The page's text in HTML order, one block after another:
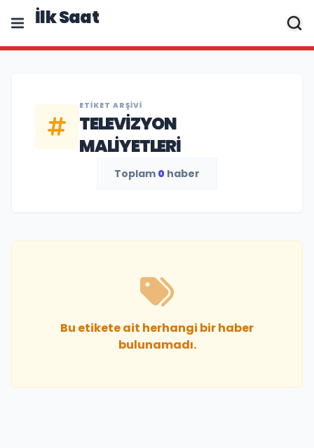
İlk Saat
ETIKET ARŞIVI
TELEVIZYON
MALIYETLERI
Toplam 0 haber
Bu etikete ait herhangi bir haber
bulunamadı.